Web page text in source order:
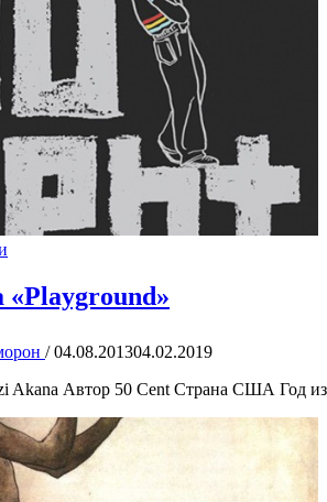
/ 04.08.201304.02.2019
Akana Автор 50 Cent Страна США Год